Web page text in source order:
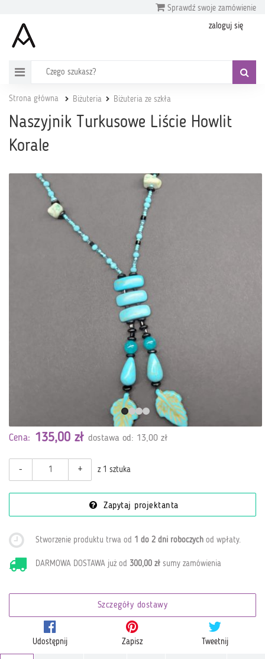
Sprawdź swoje zamówienie
zaloguj się
Strona główna Biżuteria Biżuteria ze szkła
Naszyjnik Turkusowe Liście Howlit
Korale
Cena: 135,00 zł dostawa od: 13,00 zł
- + z 1 sztuka
Zapytaj projektanta
Stworzenie produktu trwa od 1 do 2 dni roboczych od wpłaty.
DARMOWA DOSTAWA już od300,00 zł sumy zamówienia
Szczegóły dostawy
Udostępnij Zapisz Tweetnij